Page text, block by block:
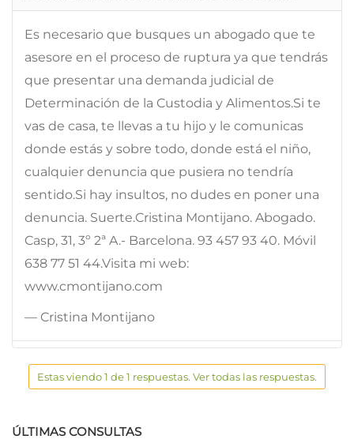
Es necesario que busques un abogado que te
asesore en el proceso de ruptura ya que tendrás
que presentar una demanda judicial de
Determinación de la Custodia y Alimentos.Si te
vas de casa, te llevas a tu hijo y le comunicas
donde estás y sobre todo, donde está el niño,
cualquier denuncia que pusiera no tendría
sentido.Si hay insultos, no dudes en poner una
denuncia. Suerte.Cristina Montijano. Abogado.
Casp, 31, 3º 2ª A.- Barcelona. 93 457 93 40. Móvil
638 77 51 44.Visita mi web:
www.cmontijano.com
— Cristina Montijano
Estas viendo 1 de 1 respuestas. Ver todas las respuestas.
ÚLTIMAS CONSULTAS